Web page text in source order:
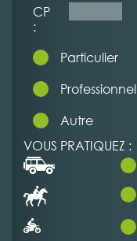
CP
:
Particulier
Professionnel
Autre
VOUS PRATIQUEZ :